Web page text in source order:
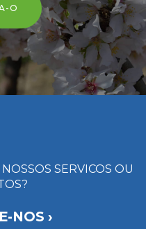
O
SERVICOS OU
NOS ›